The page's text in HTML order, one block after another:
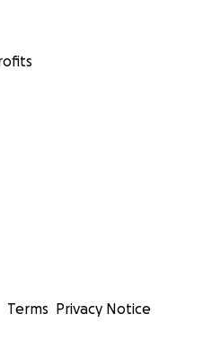
Terms Privacy Notice